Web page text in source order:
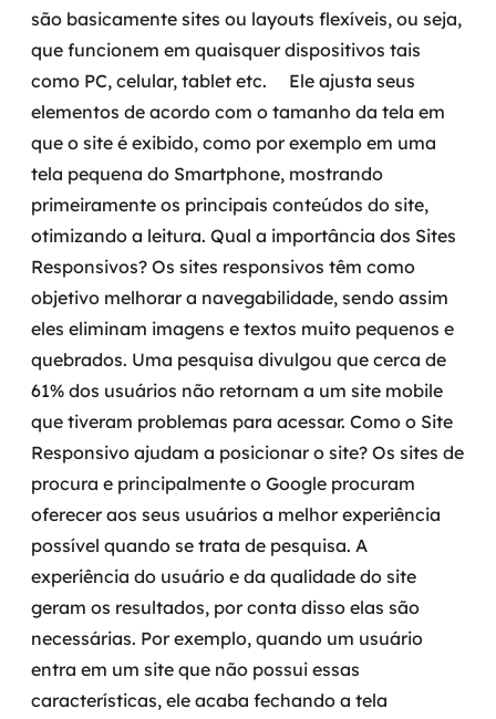
Modernização de aplicações
Desenvolvimento web e mobile
Modernização tecnológica
Arquitetura de soluções
Migração para Cloud
Transformação digital
UX / UI design
Sustentar operações com eficiência
Sustentação de aplicações
SRE / DevOps
Monitoramento 24x7
Suporte a banco de dados
FinOps
Billing Cloud
são basicamente sites ou layouts flexíveis, ou seja,
que funcionem em quaisquer dispositivos tais
como PC, celular, tablet etc.
Ele ajusta seus
elementos de acordo com o tamanho da tela em
que o site é exibido, como por exemplo em uma
tela pequena do Smartphone, mostrando
primeiramente os principais conteúdos do site,
otimizando a leitura. Qual a importância dos Sites
Responsivos? Os sites responsivos têm como
objetivo melhorar a navegabilidade, sendo assim
eles eliminam imagens e textos muito pequenos e
quebrados. Uma pesquisa divulgou que cerca de
61% dos usuários não retornam a um site mobile
que tiveram problemas para acessar. Como o Site
Responsivo ajudam a posicionar o site? Os sites de
procura e principalmente o Google procuram
oferecer aos seus usuários a melhor experiência
possível quando se trata de pesquisa. A
experiência do usuário e da qualidade do site
geram os resultados, por conta disso elas são
necessárias. Por exemplo, quando um usuário
entra em um site que não possui essas
características, ele acaba fechando a tela